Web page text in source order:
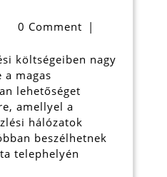
szolgáltatás
cégünk
kínálatában
0 Comment |
költségeiben nagy
magas
lehetőséget
amellyel a
hálózatok
beszélhetnek
telephelyén